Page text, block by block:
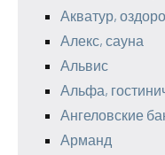
Акватур,
Алекс, сауна
Альвис
Альфа,
Ангеловские
Арманд